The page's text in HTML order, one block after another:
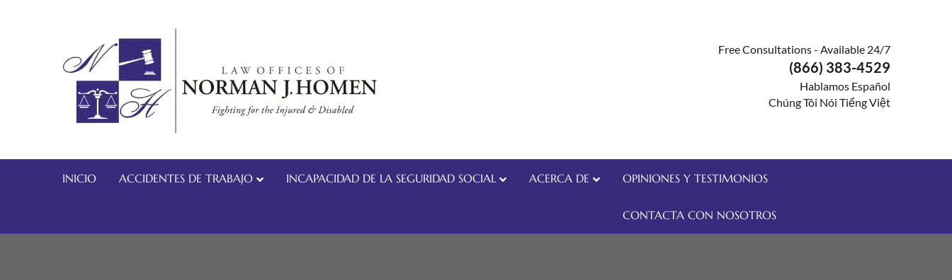
Free Consultations - Available 24/7
(866) 383-4529
Hablamos Español
Chúng Tôi Nói Tiếng Việt
INICIO ACCIDENTES DE TRABAJO INCAPACIDAD DE LA SEGURIDAD SOCIAL ACERCA DE OPINIONES Y TESTIMONIOS
CONTACTA CON NOSOTROS